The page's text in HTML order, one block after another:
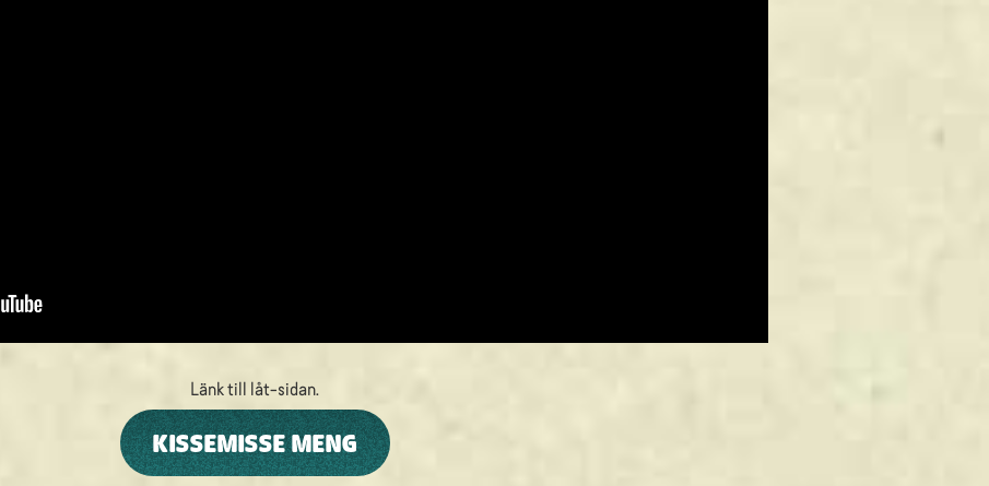
Länk till låt-sidan.
KISSEMISSE MENG